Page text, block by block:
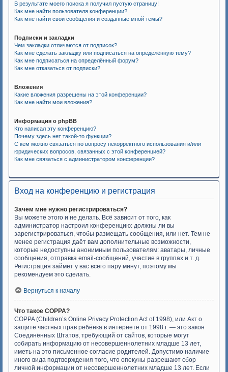
В результате моего поиска я получил пустую страницу!
Как мне найти пользователя конференции?
Как мне найти свои сообщения и созданные мной темы?
Подписки и закладки
Чем закладки отличаются от подписок?
Как мне сделать закладку или подписаться на определённую тему?
Как мне подписаться на определённый форум?
Как мне отказаться от подписки?
Вложения
Какие вложения разрешены на этой конференции?
Как мне найти мои вложения?
Информация о phpBB
Кто написал эту конференцию?
Почему здесь нет такой-то функции?
С кем можно связаться по вопросу некорректного использования и/или
юридических вопросов, связанных с этой конференцией?
Как мне связаться с администратором конференции?
Вход на конференцию и регистрация
Зачем мне нужно регистрироваться?
Вы можете этого и не делать. Всё зависит от того, как
администратор настроил конференцию: должны ли вы
зарегистрироваться, чтобы размещать сообщения, или нет. Тем не
менее регистрация даёт вам дополнительные возможности,
которые недоступны анонимным пользователям: аватары, личные
сообщения, отправка email-сообщений, участие в группах и т. д.
Регистрация займёт у вас всего пару минут, поэтому мы
рекомендуем это сделать.
Вернуться к началу
Что такое COPPA?
COPPA (Children’s Online Privacy Protection Act of 1998), или Акт о
защите частных прав ребёнка в интернете от 1998 г. — это закон
Соединённых Штатов, требующий от сайтов, которые могут
собирать информацию от несовершеннолетних младше 13 лет,
иметь на это письменное согласие родителей. Допустимо наличие
иного вида подтверждения того, что опекуны разрешают сбор
личной информации от несовершеннолетних младше 13 лет. Если